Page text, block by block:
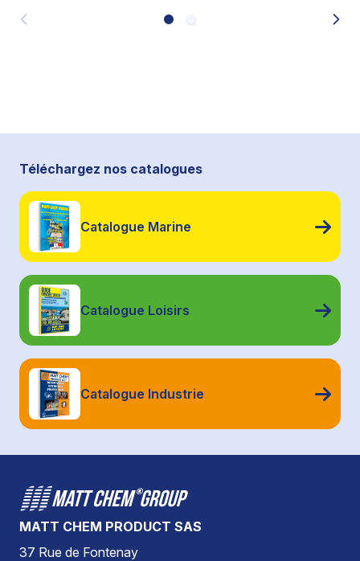
Téléchargez nos catalogues
Catalogue Marine
Catalogue Loisirs
Catalogue Industrie
MATT CHEM PRODUCT SAS
37 Rue de Fontenay